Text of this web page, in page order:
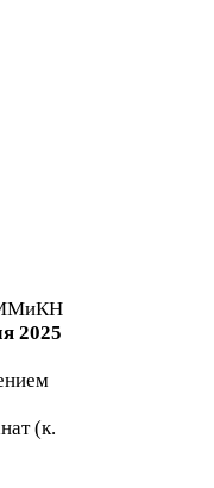
2025
(к.